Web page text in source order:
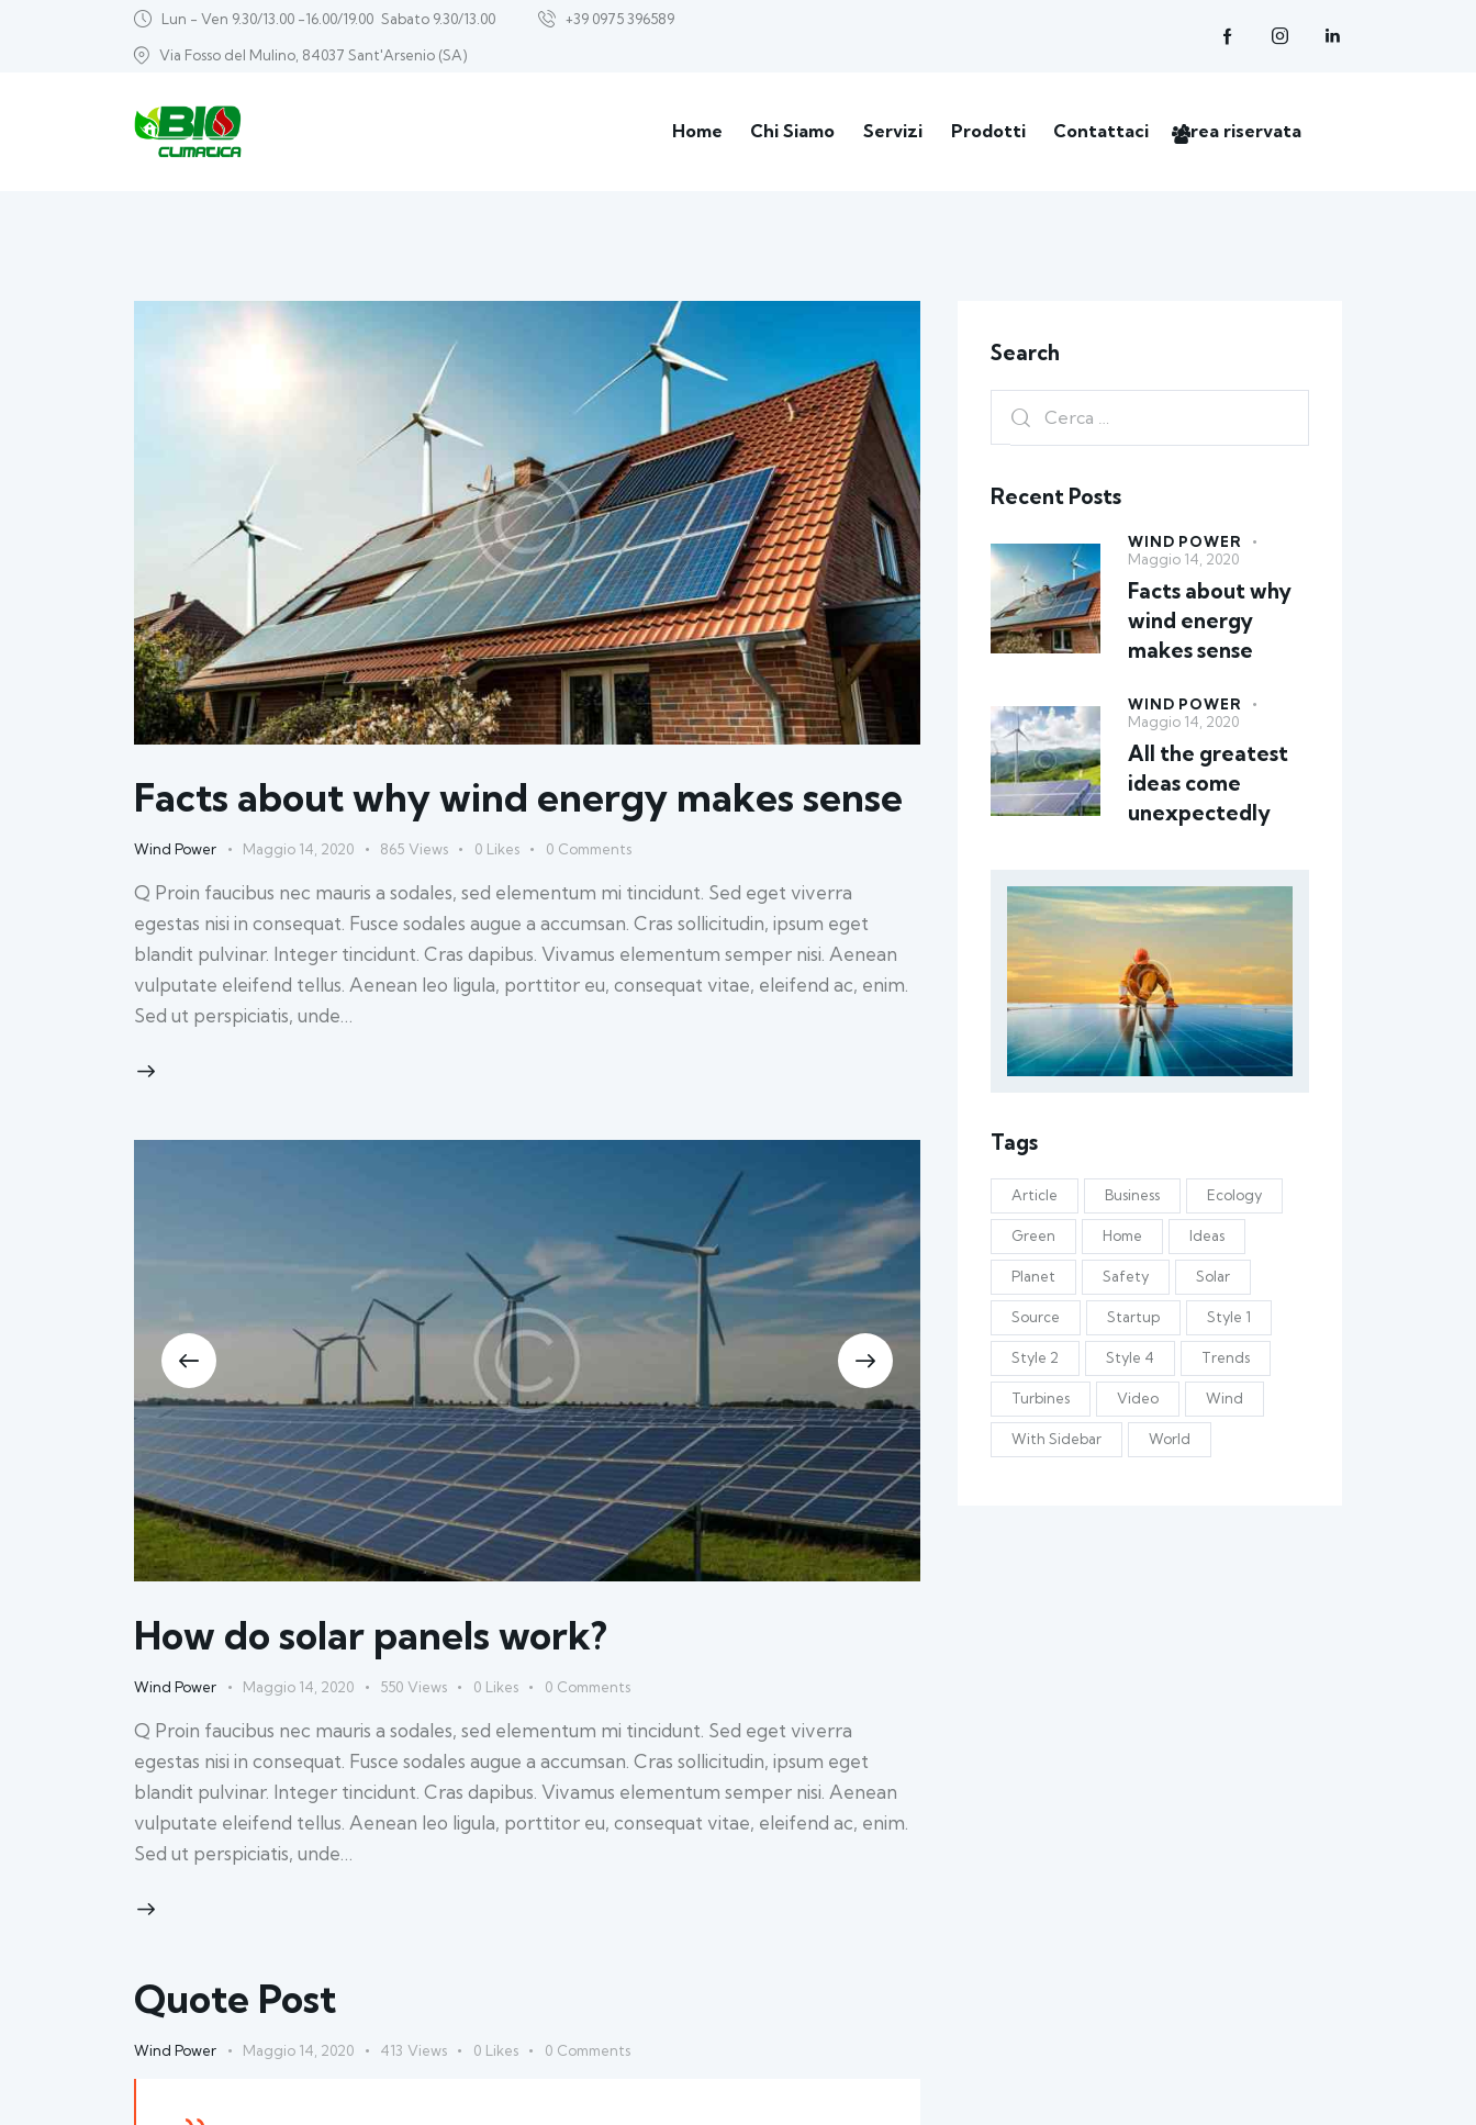
Lun - Ven 9.30/13.00 -16.00/19.00 Sabato 9.30/13.00 +39 0975 396589
Via Fosso del Mulino, 84037 Sant'Arsenio (SA)
Home Chi Siamo Servizi Prodotti Contattaci Area riservata
Facts about why wind energy makes sense
Wind Power Maggio 14, 2020 865 Views 0 Likes 0 Comments
Q Proin faucibus nec mauris a sodales, sed elementum mi tincidunt. Sed eget viverra
egestas nisi in consequat. Fusce sodales augue a accumsan. Cras sollicitudin, ipsum eget
blandit pulvinar. Integer tincidunt. Cras dapibus. Vivamus elementum semper nisi. Aenean
vulputate eleifend tellus. Aenean leo ligula, porttitor eu, consequat vitae, eleifend ac, enim.
Sed ut perspiciatis, unde…
How do solar panels work?
Wind Power Maggio 14, 2020 550 Views 0 Likes 0 Comments
Q Proin faucibus nec mauris a sodales, sed elementum mi tincidunt. Sed eget viverra
egestas nisi in consequat. Fusce sodales augue a accumsan. Cras sollicitudin, ipsum eget
blandit pulvinar. Integer tincidunt. Cras dapibus. Vivamus elementum semper nisi. Aenean
vulputate eleifend tellus. Aenean leo ligula, porttitor eu, consequat vitae, eleifend ac, enim.
Sed ut perspiciatis, unde…
Quote Post
Wind Power Maggio 14, 2020 413 Views 0 Likes 0 Comments
Search
Recent Posts
WIND POWER
Maggio 14, 2020
Facts about why
wind energy
makes sense
WIND POWER
Maggio 14, 2020
All the greatest
ideas come
unexpectedly
Tags
Article Business Ecology
Green Home Ideas
Planet Safety Solar
Source Startup Style 1
Style 2 Style 4 Trends
Turbines Video Wind
With Sidebar World